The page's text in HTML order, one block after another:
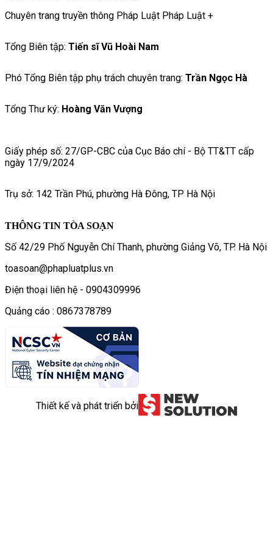
Chuyên trang truyền thông Pháp Luật Pháp Luật +
Tổng Biên tập: Tiến sĩ Vũ Hoài Nam
Phó Tổng Biên tập phụ trách chuyên trang: Trần Ngọc Hà
Tổng Thư ký: Hoàng Văn Vượng
Giấy phép số: 27/GP-CBC của Cục Báo chí - Bộ TT&TT cấp
ngày 17/9/2024
Trụ sở: 142 Trần Phú, phường Hà Đông, TP Hà Nội
THÔNG TIN TÒA SOẠN
Số 42/29 Phố Nguyễn Chí Thanh, phường Giảng Võ, TP. Hà Nội
toasoan@phapluatplus.vn
Điện thoại liên hệ - 0904309996
Quảng cáo : 0867378789
Thiết kế và phát triển bởi